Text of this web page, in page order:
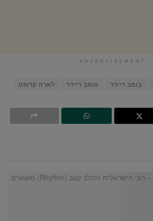
ADVERTISEMENT
בומב ריידר טומב ריידר לארה קרופט